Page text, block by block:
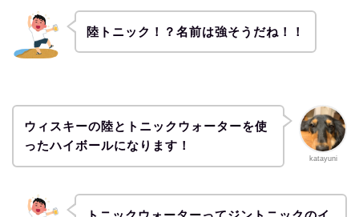
陸トニック！？名前は強そうだね！！
katayuni
ウィスキーの陸とトニックウォーターを使
ったハイボールになります！